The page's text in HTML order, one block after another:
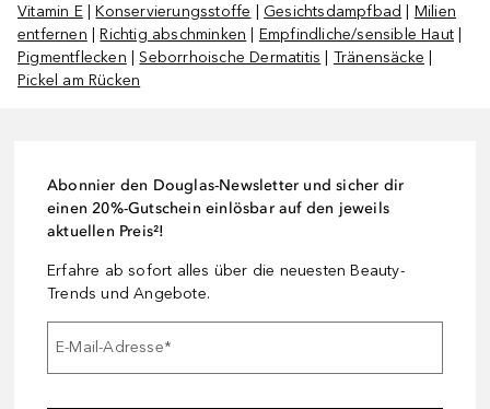
Vitamin E|Konservierungsstoffe Gesichtsdampfbad
Milien
entfernen |Richtig abschminken Empfindliche/sensible Haut
Pigmentflecken |Seborrhoische Dermatitis Tränensäcke
Pickel am Rücken
Abonnier den Douglas-Newsletter und sicher dir
einen 20%-Gutschein einlösbar auf den jeweils
aktuellen Preis²!
Erfahre ab sofort alles über die neuesten Beauty-
Trends und Angebote.
E-Mail-Adresse*